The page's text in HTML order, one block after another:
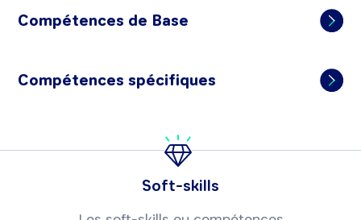
Compétences de Base
Compétences spécifiques
Soft-skills